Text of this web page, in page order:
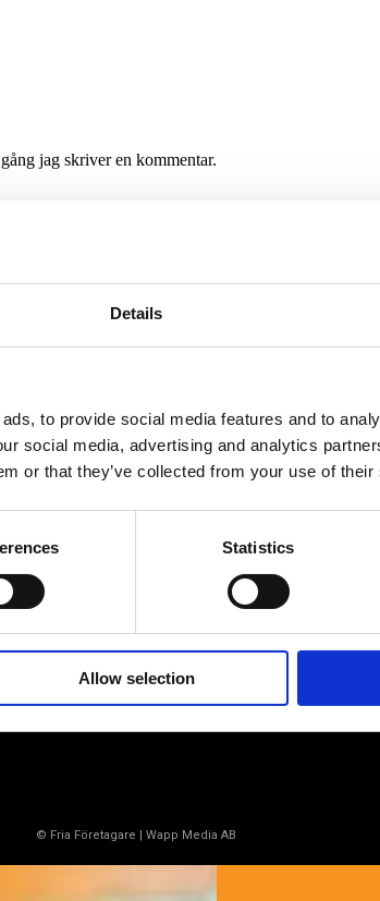
Details
to provide social media features and to
social media, advertising and analytics
or that they’ve collected from your use of
Statistics
Allow selection
jag skriver en kommentar.
för småföretagare
Din egen inköpsavdelning, rådgivning,
och små företag med företagaren i
är själva småföretagare och vet hur
ser ut.
© Fria Företagare | Wapp Media AB